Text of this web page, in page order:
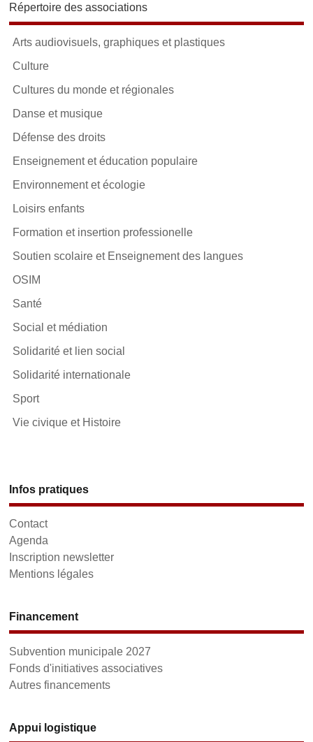
Répertoire des associations
Arts audiovisuels, graphiques et plastiques
Culture
Cultures du monde et régionales
Danse et musique
Défense des droits
Enseignement et éducation populaire
Environnement et écologie
Loisirs enfants
Formation et insertion professionelle
Soutien scolaire et Enseignement des langues
OSIM
Santé
Social et médiation
Solidarité et lien social
Solidarité internationale
Sport
Vie civique et Histoire
Infos pratiques
Contact
Agenda
Inscription newsletter
Mentions légales
Financement
Subvention municipale 2027
Fonds d'initiatives associatives
Autres financements
Appui logistique